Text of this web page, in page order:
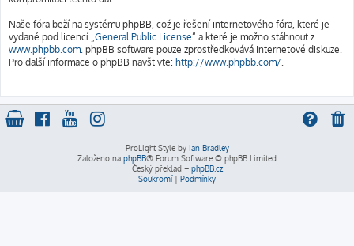
Naše fóra beží na systému phpBB, což je řešení internetového fóra, které je
vydané pod licencí „General Public License“ a které je možno stáhnout z
www.phpbb.com. phpBB software pouze zprostředkovává internetové diskuze.
Pro další informace o phpBB navštivte: http://www.phpbb.com/.
ProLight Style by Ian Bradley
Založeno na phpBB® Forum Software © phpBB Limited
Český překlad – phpBB.cz
Soukromí| Podmínky